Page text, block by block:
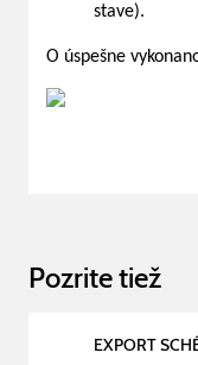
stave).
O úspešne
Pozrite tiež
EXPORT